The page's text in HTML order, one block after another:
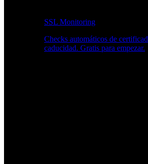
SSL Monitoring
Checks automáticos de
caducidad. Gratis para empezar.